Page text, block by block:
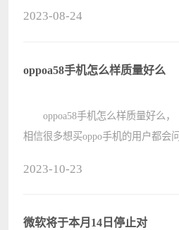
针对这一问题，接下来小编就为????
2023-08-24
oppoa58手机怎么样质量好么
oppoa58手机怎么样质量好么，
相信很多想买oppo手机的用户都会问
买。 oppoa58手机怎么样质量好
2023-10-23
微软将于本月14日停止对